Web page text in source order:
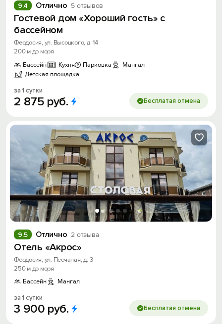
Отлично 5 отзывов
9.4
Гостевой дом «Хороший гость» с
бассейном
Феодосия, ул. Высоцкого, д. 14
200 м до моря
Бассейн
Кухня Парковка
Мангал
Детская площадка
за 1 сутки
2 875 руб. Бесплатая отмена
Отлично 2 отзыва
9.5
Отель «Акрос»
Феодосия, ул. Песчаная, д. 3
250 м до моря
Бассейн
Мангал
за 1 сутки
3 900 руб. Бесплатая отмена